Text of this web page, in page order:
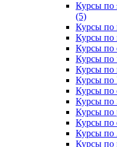
Курсы по
(5)
Курсы по
Курсы по
Курсы по
Курсы по
Курсы по
Курсы по
Курсы по
Курсы по
Курсы по
Курсы по
Курсы по
Курсы по